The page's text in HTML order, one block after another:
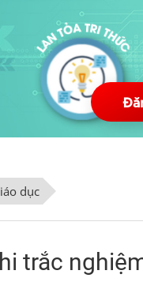
dục
trắc